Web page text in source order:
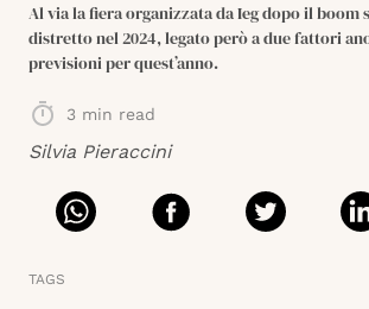
Al via la fiera organizzata da Ieg dopo il boom
distretto nel 2024, legato però a due fattori
previsioni per quest’anno.
3 min read
Silvia Pieraccini
TAGS